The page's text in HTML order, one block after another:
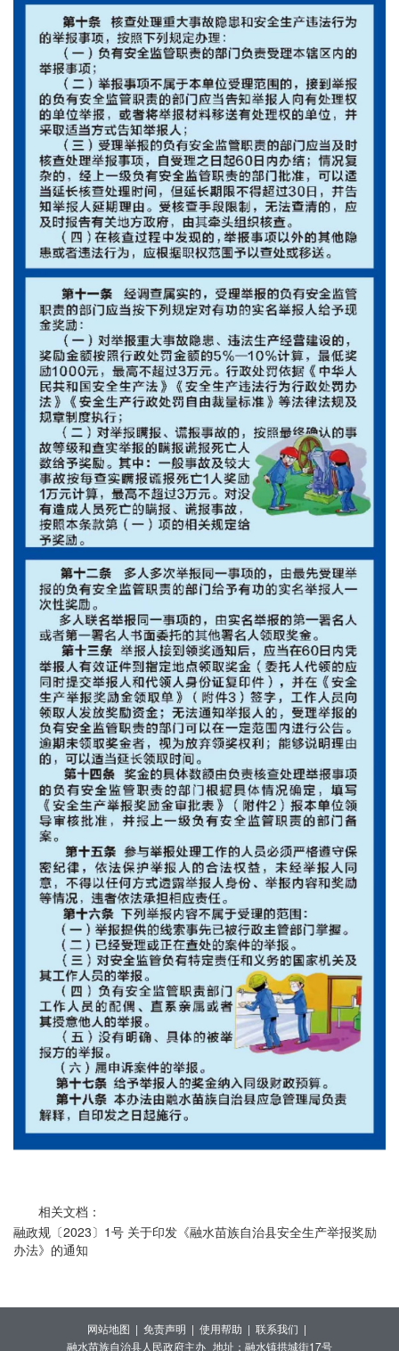
相关文档：
融政规〔2023〕1号 关于印发《融水苗族自治县安全生产举报奖励
办法》的通知
网站地图 | 免责声明 | 使用帮助 | 联系我们 |
融水苗族自治县人民政府主办 地址：融水镇拱城街17号